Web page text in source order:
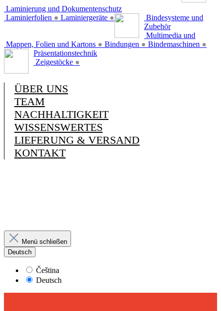
Laminierung und Dokumentenschutz
Laminierfolien ● Laminiergeräte ●
Bindesysteme und
Zubehör
Mappen, Folien und Kartons ● Bindungen ● Bindemaschinen ●
Multimedia und
Präsentationstechnik
Zeigestöcke ●
ÜBER UNS
TEAM
NACHHALTIGKEIT
WISSENSWERTES
LIEFERUNG & VERSAND
KONTAKT
Menü schließen
Deutsch
Čeština
Deutsch